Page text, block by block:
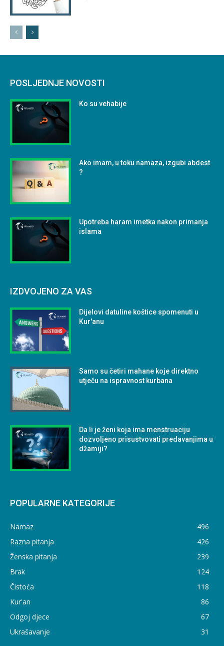
POSLJEDNJE NOVOSTI
Ko su vehabije
Ako imam, u toku namaza, izgubi abdest
?
Upotreba haram imetka nakon primanja
islama
IZDVOJENO ZA VAS
Dijelovi datuline koštice spomenuti u
Kur'anu
Samo su četiri mahane koje direktno
utječu na ispravnost kurbana
Da li je ženi koja ima menstruaciju
dozvoljeno prisustvovati predavanjima u
džamiji?
POPULARNE KATEGORIJE
Namaz
496
Razna pitanja
426
Ženska pitanja
239
Brak
124
Čistoća
118
Kur'an
86
Odgoj djece
67
Ukrašavanje
31